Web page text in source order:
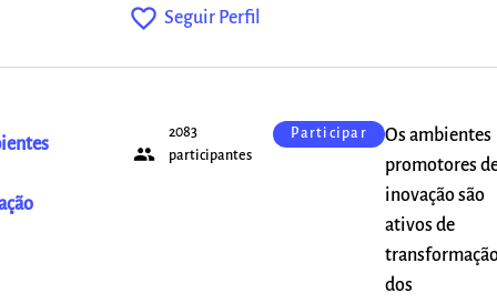
favorite_outline Seguir Perfil
people
2083
participantes
Participar
Os ambientes
promotores
inovação são
ativos de
dos